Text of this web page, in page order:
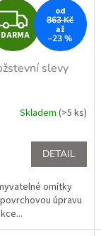
Z
D
A
R
M
A
od
863 Kč
až
–23 %
slevy
Skladem (>5 ks)
DETAIL
omítky
úpravu